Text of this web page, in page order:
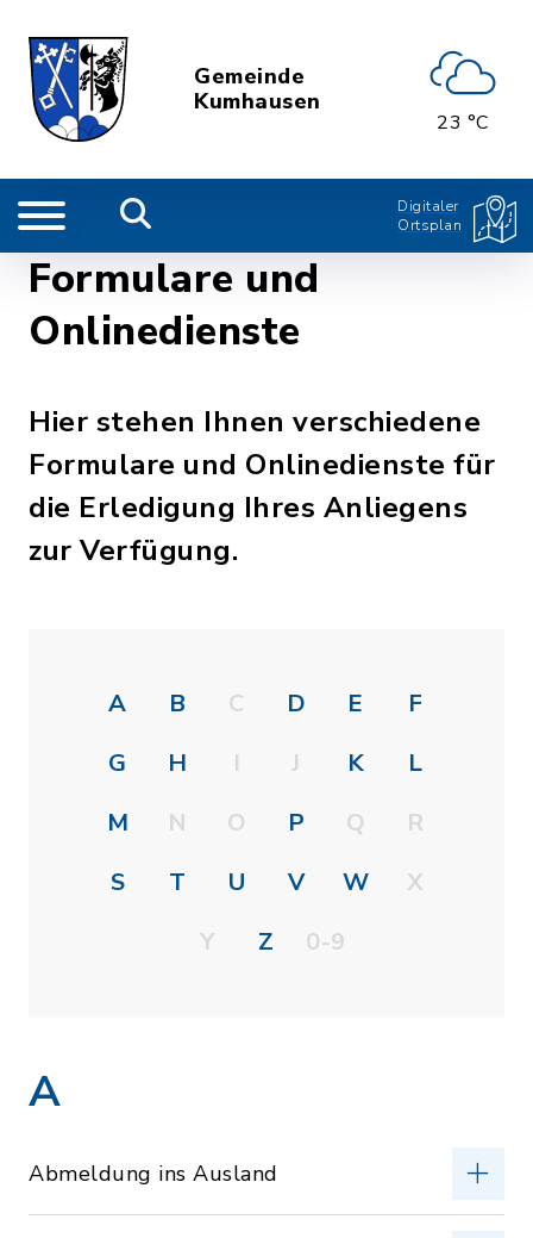
Gemeinde
Kumhausen
23 °C
Digitaler
Ortsplan
Formulare und
Onlinedienste
Hier stehen Ihnen verschiedene
Formulare und Onlinedienste für
die Erledigung Ihres Anliegens
zur Verfügung.
A B C D E
F
G
H I J K
L
M
N O P Q
R
S
T U V W
X
Y
Z 0-9
A
Abmeldung ins Ausland